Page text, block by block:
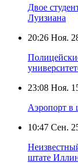
Двое
Луизиана
20:26 Ноя.
23:08 Ноя.
Аэропорт в
10:47 Сен.
штате